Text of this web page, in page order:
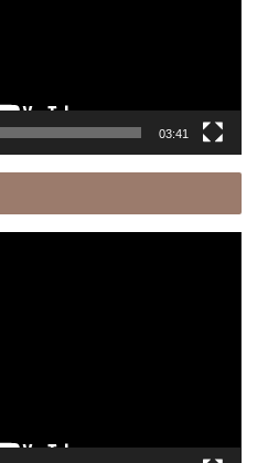
03:41